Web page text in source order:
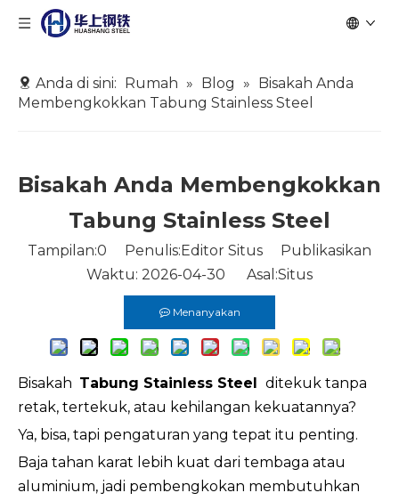
Anda di sini: Rumah » Blog » Bisakah Anda
Membengkokkan Tabung Stainless Steel
Bisakah Anda Membengkokkan
Tabung Stainless Steel
Tampilan:0 Penulis:Editor Situs Publikasikan
Waktu: 2026-04-30 Asal:Situs
Menanyakan
Bisakah Tabung Stainless Steel ditekuk tanpa
retak, tertekuk, atau kehilangan kekuatannya?
Ya, bisa, tapi pengaturan yang tepat itu penting.
Baja tahan karat lebih kuat dari tembaga atau
aluminium, jadi pembengkokan membutuhkan